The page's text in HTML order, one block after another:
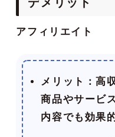
アフィリエイト
メリット
：高
商品やサービ
内容でも効果